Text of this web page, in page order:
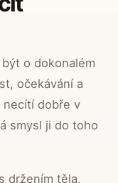
o dokonalém
očekávání a
necítí dobře v
smysl ji do toho
držením těla,